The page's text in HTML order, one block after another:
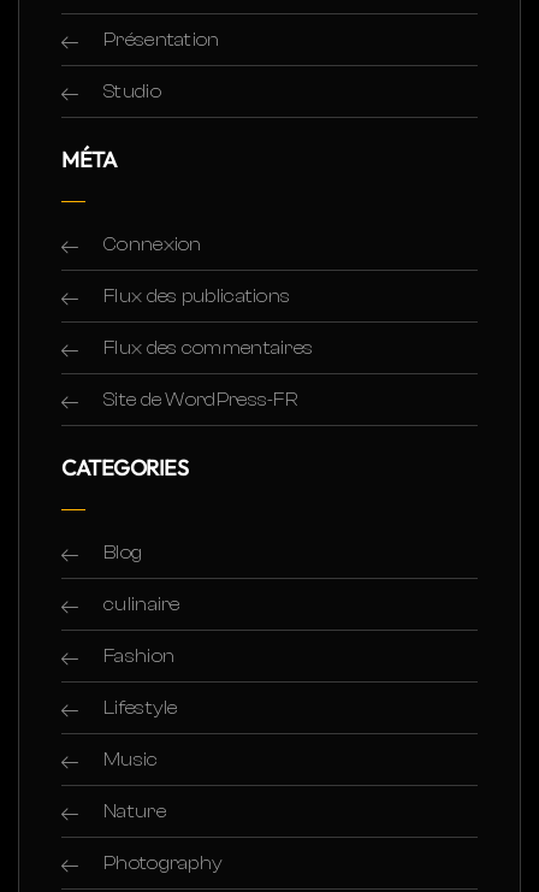
Présentation
Studio
MÉTA
Connexion
Flux des publications
Flux des commentaires
Site de WordPress-FR
CATEGORIES
Blog
culinaire
Fashion
Lifestyle
Music
Nature
Photography